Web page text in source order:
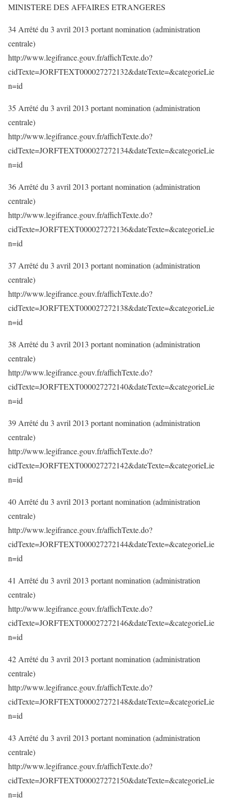
MINISTERE DES AFFAIRES ETRANGERES
34 Arrêté du 3 avril 2013 portant nomination (administration
centrale)
http://www.legifrance.gouv.fr/affichTexte.do?
cidTexte=JORFTEXT000027272132&dateTexte=&categorieLie
n=id
35 Arrêté du 3 avril 2013 portant nomination (administration
centrale)
http://www.legifrance.gouv.fr/affichTexte.do?
cidTexte=JORFTEXT000027272134&dateTexte=&categorieLie
n=id
36 Arrêté du 3 avril 2013 portant nomination (administration
centrale)
http://www.legifrance.gouv.fr/affichTexte.do?
cidTexte=JORFTEXT000027272136&dateTexte=&categorieLie
n=id
37 Arrêté du 3 avril 2013 portant nomination (administration
centrale)
http://www.legifrance.gouv.fr/affichTexte.do?
cidTexte=JORFTEXT000027272138&dateTexte=&categorieLie
n=id
38 Arrêté du 3 avril 2013 portant nomination (administration
centrale)
http://www.legifrance.gouv.fr/affichTexte.do?
cidTexte=JORFTEXT000027272140&dateTexte=&categorieLie
n=id
39 Arrêté du 3 avril 2013 portant nomination (administration
centrale)
http://www.legifrance.gouv.fr/affichTexte.do?
cidTexte=JORFTEXT000027272142&dateTexte=&categorieLie
n=id
40 Arrêté du 3 avril 2013 portant nomination (administration
centrale)
http://www.legifrance.gouv.fr/affichTexte.do?
cidTexte=JORFTEXT000027272144&dateTexte=&categorieLie
n=id
41 Arrêté du 3 avril 2013 portant nomination (administration
centrale)
http://www.legifrance.gouv.fr/affichTexte.do?
cidTexte=JORFTEXT000027272146&dateTexte=&categorieLie
n=id
42 Arrêté du 3 avril 2013 portant nomination (administration
centrale)
http://www.legifrance.gouv.fr/affichTexte.do?
cidTexte=JORFTEXT000027272148&dateTexte=&categorieLie
n=id
43 Arrêté du 3 avril 2013 portant nomination (administration
centrale)
http://www.legifrance.gouv.fr/affichTexte.do?
cidTexte=JORFTEXT000027272150&dateTexte=&categorieLie
n=id